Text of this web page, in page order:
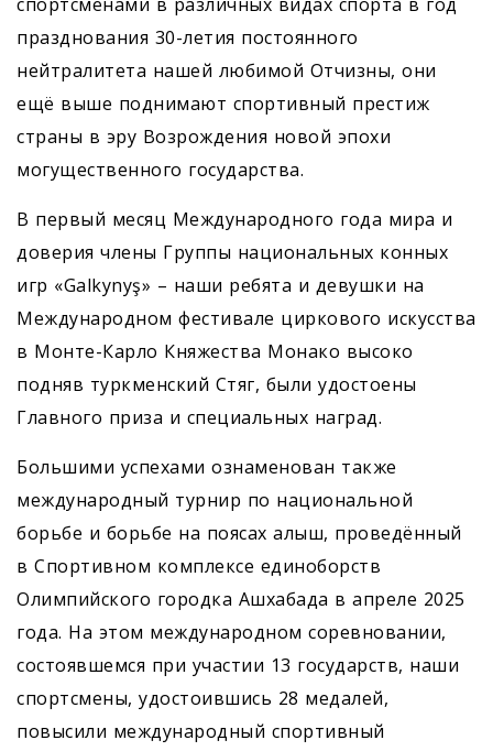
празднования 30-летия постоянного
нейтралитета нашей любимой Отчизны, они
ещё выше поднимают спортивный престиж
страны в эру Возрождения новой эпохи
могущественного государства.
В первый месяц Международного года мира и
доверия члены Группы национальных конных
игр «Galkynyş» – наши ребята и девушки на
Международном фестивале циркового искусства
в Монте-Карло Княжества Монако высоко
подняв туркмен­ский Стяг, были удостоены
Главного приза и специальных наград.
Большими успехами ознаменован также
международный турнир по национальной
борьбе и борьбе на поясах алыш, проведённый
в Спортивном комплексе единоборств
Олимпийского городка Ашхабада в апреле 2025
года. На этом международном соревновании,
состоявшемся при участии 13 государств, наши
спортсмены, удостоившись 28 медалей,
повысили международный спортивный